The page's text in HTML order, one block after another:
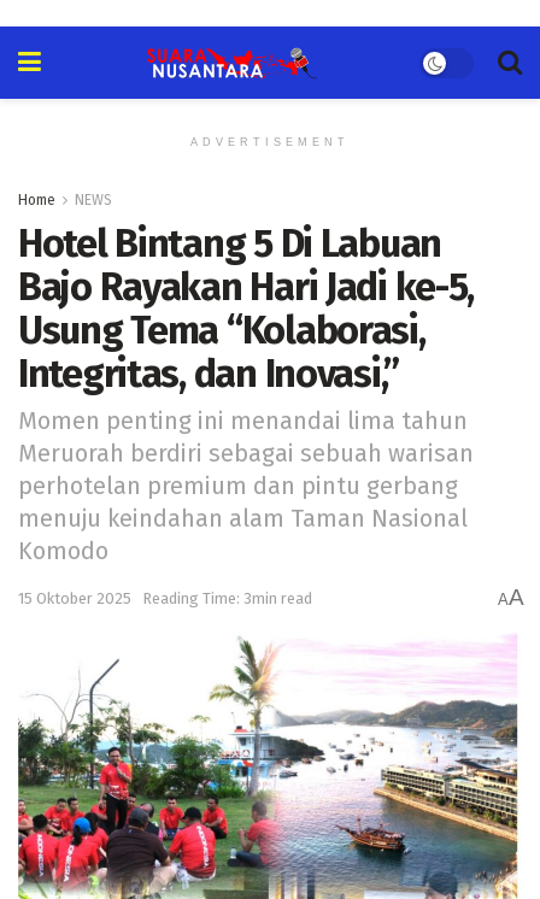
ADVERTISEMENT
Home NEWS
Hotel Bintang 5 Di Labuan
Bajo Rayakan Hari Jadi ke-5,
Usung Tema “Kolaborasi,
Integritas, dan Inovasi,”
Momen penting ini menandai lima tahun
Meruorah berdiri sebagai sebuah warisan
perhotelan premium dan pintu gerbang
menuju keindahan alam Taman Nasional
Komodo
15 Oktober 2025 Reading Time: 3min read AA